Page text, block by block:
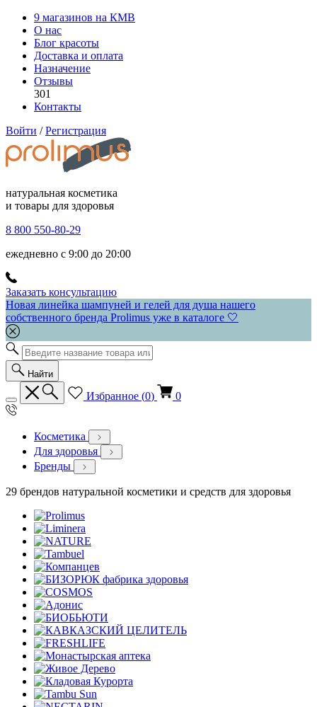
9 магазинов на КМВ
О нас
Блог красоты
Доставка и оплата
Назначение
Отзывы
301
Контакты
Войти / Регистрация
натуральная косметика
и товары для здоровья
8 800 550-80-29
ежедневно с 9:00 до 20:00
Заказать консультацию
Новая линейка шампуней и гелей для душа нашего
собственного бренда Prolimus уже в каталоге 🤍
Найти
Избранное (0) 0
Косметика
Для здоровья
Бренды
29 брендов натуральной косметики и средств для здоровья